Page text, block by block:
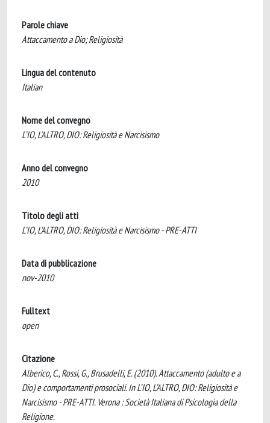
Parole chiave
Attaccamento a Dio; Religiosità
Lingua del contenuto
Italian
Nome del convegno
L’IO, L’ALTRO, DIO: Religiosità e Narcisismo
Anno del convegno
2010
Titolo degli atti
L’IO, L’ALTRO, DIO: Religiosità e Narcisismo - PRE-ATTI
Data di pubblicazione
nov-2010
Fulltext
open
Citazione
Alberico, C., Rossi, G., Brusadelli, E. (2010). Attaccamento (adulto e a
Dio) e comportamenti prosociali. In L’IO, L’ALTRO, DIO: Religiosità e
Narcisismo - PRE-ATTI. Verona : Società Italiana di Psicologia della
Religione.